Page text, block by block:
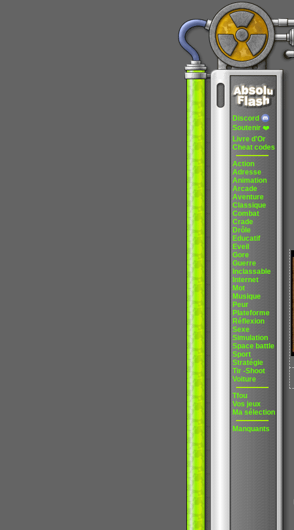
Discord
Soutenir ❤️
Livre d'Or
Cheat codes
Action
Adresse
Animation
Arcade
Aventure
Classique
Combat
Crade
Drôle
Educatif
Eveil
Gore
Guerre
Inclassable
Internet
Mot
Musique
Peur
Plateforme
Réflexion
Sexe
Simulation
Space battle
Sport
Stratégie
Tir -Shoot
Voiture
Tfou
Vos jeux
Ma sélection
Manquants